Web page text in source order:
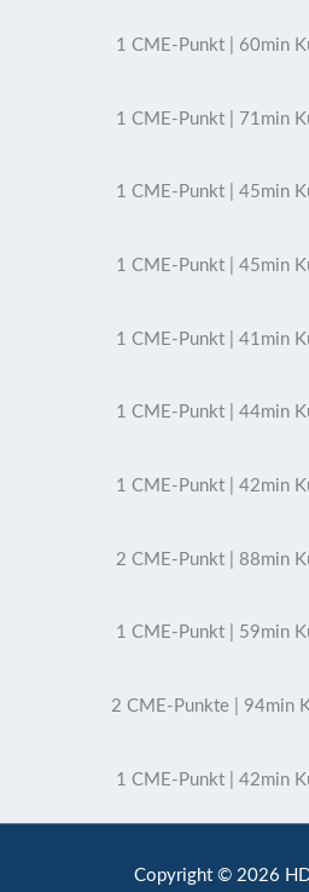
1 CME-Punkt | 60min
1 CME-Punkt | 71min
1 CME-Punkt | 45min
1 CME-Punkt | 45min
1 CME-Punkt | 41min
1 CME-Punkt | 44min
1 CME-Punkt | 42min
2 CME-Punkt | 88min
1 CME-Punkt | 59min
2 CME-Punkte | 94min
1 CME-Punkt | 42min
Copyright © 2026